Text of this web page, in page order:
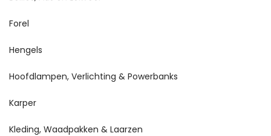
Forel
Hengels
Hoofdlampen, Verlichting & Powerbanks
Karper
Kleding, Waadpakken & Laarzen